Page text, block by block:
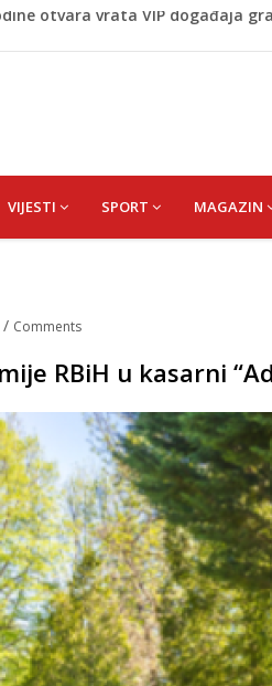
igra
pravdu u 1 kolu Premijer lige
(HUSEIN) HUSEIN-BEKTAŠ
otvara vrata VIP događaja
VIJESTI SPORT MAGAZIN
/ Comments
RBiH u kasarni